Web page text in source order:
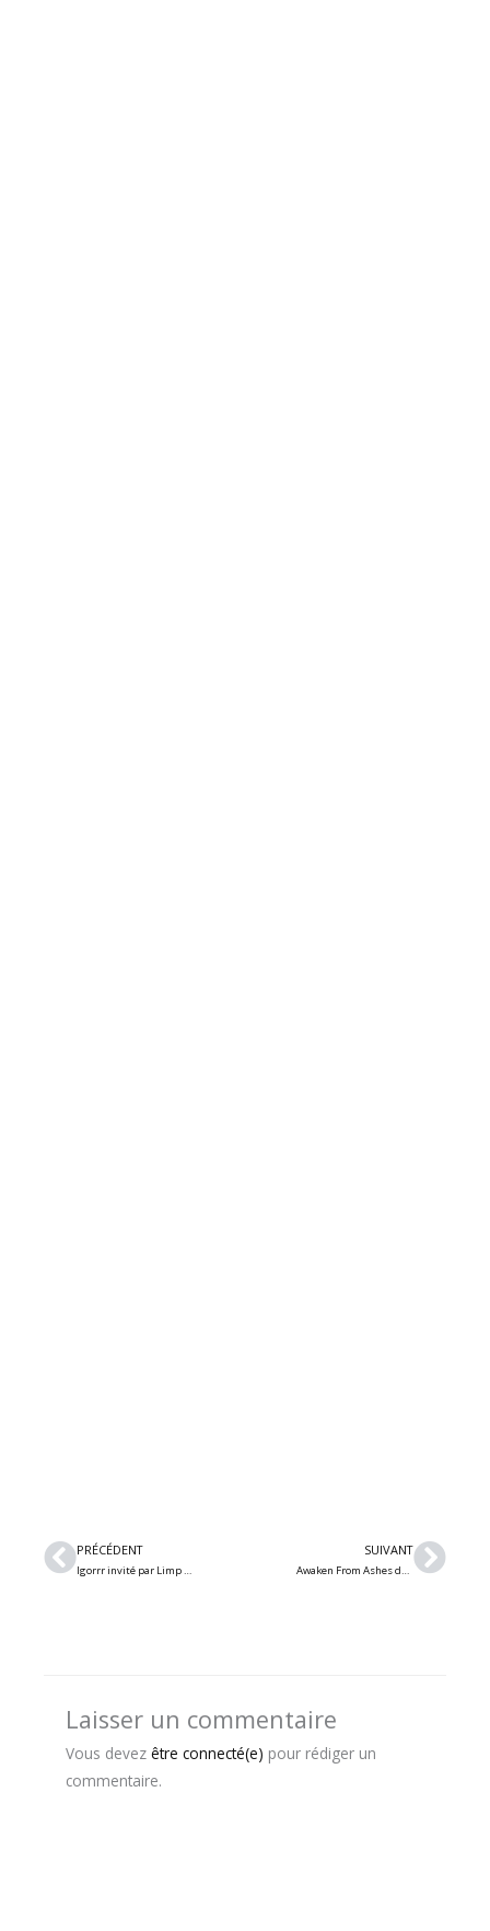
Précédent
PRÉCÉDENT
Igorrr invité par Limp Bizkit : Jean-Baptiste Le Bail raconte « l’incantation » qui va faire basculer le groupe
SUIVANT
Awaken From Ashes dévoile le vidéoclip de sa nouvelle chanson « Drowning Deep »
Laisser un commentaire
Vous devez être connecté(e) pour rédiger un
commentaire.